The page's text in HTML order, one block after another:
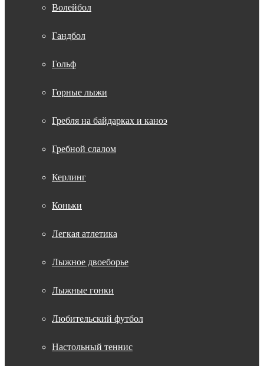
Волейбол
Гандбол
Гольф
Горные лыжи
Гребля на байдарках и каноэ
Гребной слалом
Керлинг
Коньки
Легкая атлетика
Лыжное двоеборье
Лыжные гонки
Любительский футбол
Настольный теннис